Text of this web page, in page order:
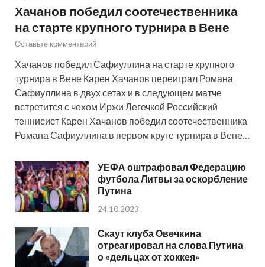
Хачанов победил соотечественника
на старте крупного турнира в Вене
Оставьте комментарий
Хачанов победил Сафиуллина на старте крупного
турнира в Вене Карен Хачанов переиграл Романа
Сафиуллина в двух сетах и в следующем матче
встретится с чехом Иржи Легечкой Российский
теннисист Карен Хачанов победил соотечественника
Романа Сафиуллина в первом круге турнира в Вене…
УЕФА оштрафовал Федерацию
футбола Литвы за оскорбление
Путина
24.10.2023
Скаут клуба Овечкина
отреагировал на слова Путина
о «дельцах от хоккея»